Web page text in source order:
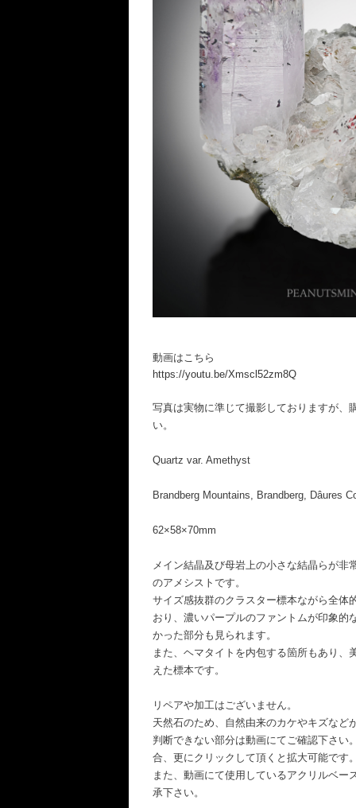
動画はこちら
https://youtu.be/Xmscl52zm8Q
写真は実物に準じて撮影しておりますが、
い。
Quartz var. Amethyst
Brandberg Mountains, Brandberg, Dâures
62×58×70mm
メイン結晶及び母岩上の小さな結晶らが非
のアメシストです。
サイズ感抜群のクラスター標本ながら全体
おり、濃いパープルのファントムが印象的
かった部分も見られます。
また、ヘマタイトを内包する箇所もあり、
えた標本です。
リペアや加工はございません。
天然石のため、自然由来のカケやキズなど
判断できない部分は動画にてご確認下さい
合、更にクリックして頂くと拡大可能です。
また、動画にて使用しているアクリルベー
承下さい。